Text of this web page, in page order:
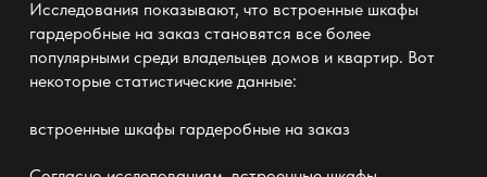
Исследования показывают, что встроенные шкафы
гардеробные на заказ становятся все более
популярными среди владельцев домов и квартир. Вот
некоторые статистические данные:
встроенные шкафы гардеробные на заказ